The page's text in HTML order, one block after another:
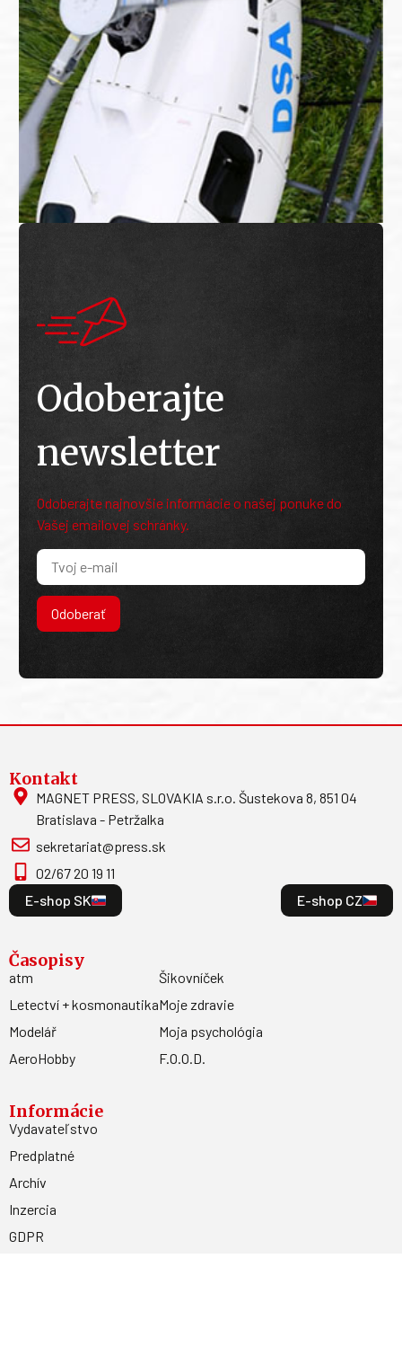
Odoberajte
newsletter
Odoberajte najnovšie informácie o našej ponuke do
Vašej emailovej schránky.
Odoberať
Kontakt
MAGNET PRESS, SLOVAKIA s.r.o. Šustekova 8, 851 04
Bratislava - Petržalka
sekretariat@press.sk
02/67 20 19 11
E-shop SK
E-shop CZ
Časopisy
atm
Letectví + kosmonautika
Modelář
AeroHobby
Šikovníček
Moje zdravie
Moja psychológia
F.O.O.D.
Informácie
Vydavateľstvo
Predplatné
Archív
Inzercia
GDPR